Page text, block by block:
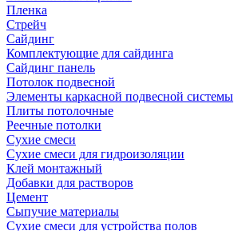
Пленка
Стрейч
Сайдинг
Комплектующие для сайдинга
Сайдинг панель
Потолок подвесной
Элементы каркасной подвесной системы
Плиты потолочные
Реечные потолки
Сухие смеси
Сухие смеси для гидроизоляции
Клей монтажный
Добавки для растворов
Цемент
Сыпучие материалы
Сухие смеси для устройства полов